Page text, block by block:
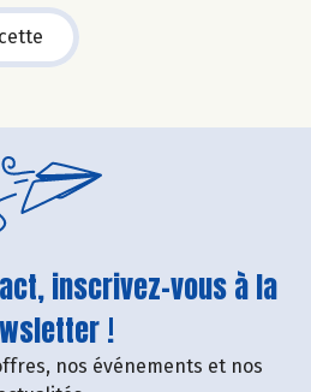
inscrivez-vous à la
!
nos événements et nos